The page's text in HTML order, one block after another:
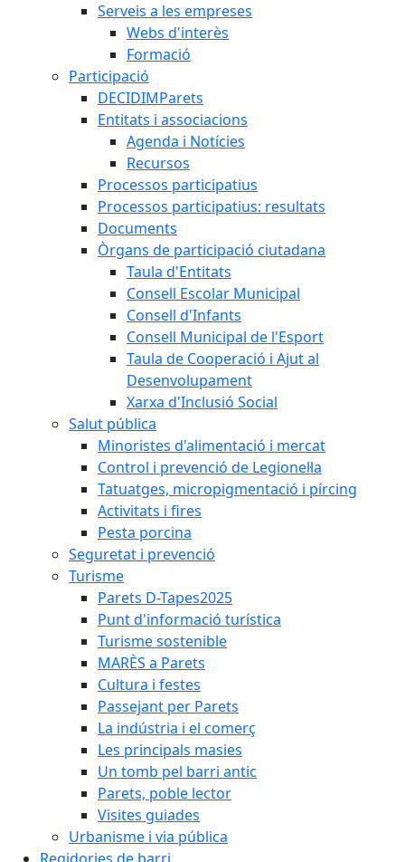
Serveis a les empreses
Webs d'interès
Formació
Participació
DECIDIMParets
Entitats i associacions
Agenda i Notícies
Recursos
Processos participatius
Processos participatius: resultats
Documents
Òrgans de participació ciutadana
Taula d'Entitats
Consell Escolar Municipal
Consell d'Infants
Consell Municipal de l'Esport
Taula de Cooperació i Ajut al
Desenvolupament
Xarxa d'Inclusió Social
Salut pública
Minoristes d'alimentació i mercat
Control i prevenció de Legionel·la
Tatuatges, micropigmentació i pírcing
Activitats i fires
Pesta porcina
Seguretat i prevenció
Turisme
Parets D-Tapes2025
Punt d'informació turística
Turisme sostenible
MARÈS a Parets
Cultura i festes
Passejant per Parets
La indústria i el comerç
Les principals masies
Un tomb pel barri antic
Parets, poble lector
Visites guiades
Urbanisme i via pública